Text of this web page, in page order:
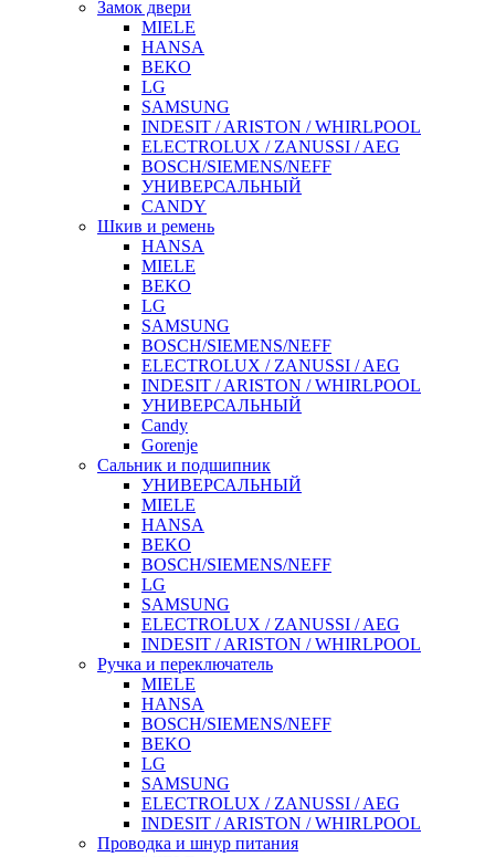
Замок двери
MIELE
HANSA
BEKO
LG
SAMSUNG
INDESIT / ARISTON / WHIRLPOOL
ELECTROLUX / ZANUSSI / AEG
BOSCH/SIEMENS/NEFF
УНИВЕРСАЛЬНЫЙ
CANDY
Шкив и ремень
HANSA
MIELE
BEKO
LG
SAMSUNG
BOSCH/SIEMENS/NEFF
ELECTROLUX / ZANUSSI / AEG
INDESIT / ARISTON / WHIRLPOOL
УНИВЕРСАЛЬНЫЙ
Candy
Gorenje
Сальник и подшипник
УНИВЕРСАЛЬНЫЙ
MIELE
HANSA
BEKO
BOSCH/SIEMENS/NEFF
LG
SAMSUNG
ELECTROLUX / ZANUSSI / AEG
INDESIT / ARISTON / WHIRLPOOL
Ручка и переключатель
MIELE
HANSA
BOSCH/SIEMENS/NEFF
BEKO
LG
SAMSUNG
ELECTROLUX / ZANUSSI / AEG
INDESIT / ARISTON / WHIRLPOOL
Проводка и шнур питания